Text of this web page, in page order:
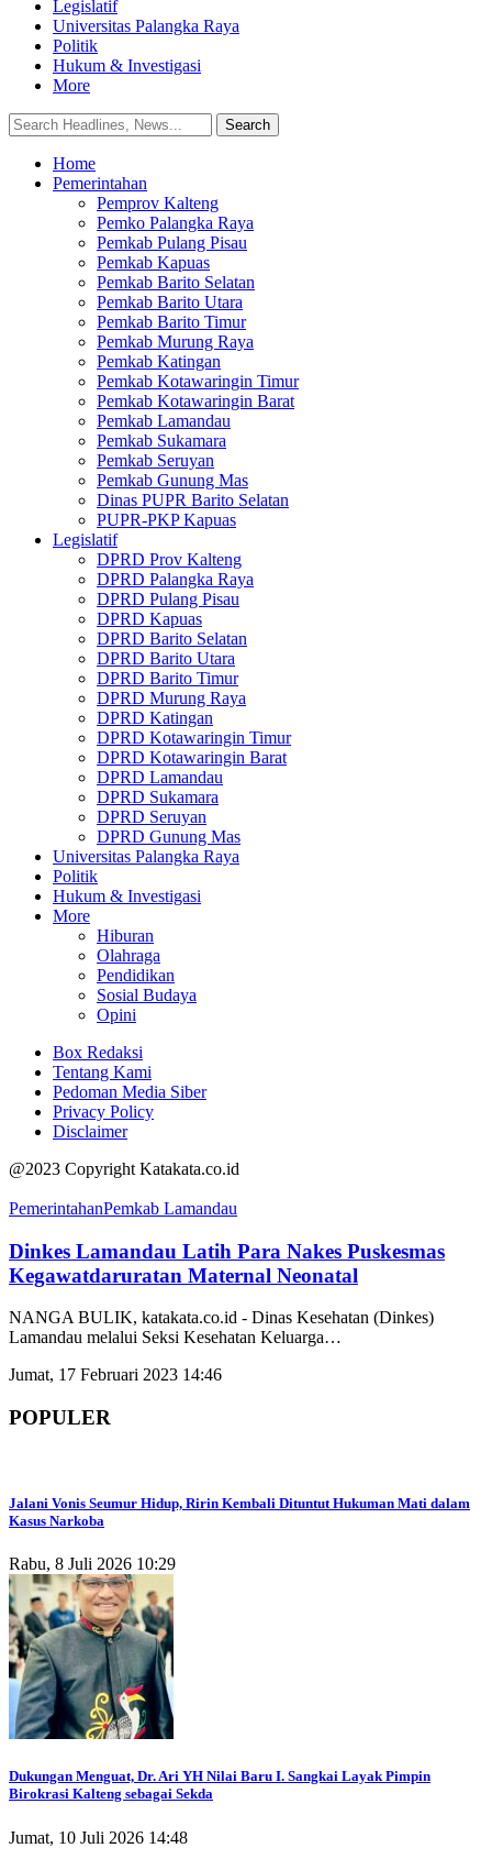
Legislatif
Universitas Palangka Raya
Politik
Hukum & Investigasi
More
Home
Pemerintahan
Pemprov Kalteng
Pemko Palangka Raya
Pemkab Pulang Pisau
Pemkab Kapuas
Pemkab Barito Selatan
Pemkab Barito Utara
Pemkab Barito Timur
Pemkab Murung Raya
Pemkab Katingan
Pemkab Kotawaringin Timur
Pemkab Kotawaringin Barat
Pemkab Lamandau
Pemkab Sukamara
Pemkab Seruyan
Pemkab Gunung Mas
Dinas PUPR Barito Selatan
PUPR-PKP Kapuas
Legislatif
DPRD Prov Kalteng
DPRD Palangka Raya
DPRD Pulang Pisau
DPRD Kapuas
DPRD Barito Selatan
DPRD Barito Utara
DPRD Barito Timur
DPRD Murung Raya
DPRD Katingan
DPRD Kotawaringin Timur
DPRD Kotawaringin Barat
DPRD Lamandau
DPRD Sukamara
DPRD Seruyan
DPRD Gunung Mas
Universitas Palangka Raya
Politik
Hukum & Investigasi
More
Hiburan
Olahraga
Pendidikan
Sosial Budaya
Opini
Box Redaksi
Tentang Kami
Pedoman Media Siber
Privacy Policy
Disclaimer
@2023 Copyright Katakata.co.id
PemerintahanPemkab Lamandau
Dinkes Lamandau Latih Para Nakes Puskesmas
Kegawatdaruratan Maternal Neonatal
NANGA BULIK, katakata.co.id - Dinas Kesehatan (Dinkes)
Lamandau melalui Seksi Kesehatan Keluarga…
Jumat, 17 Februari 2023 14:46
POPULER
Jalani Vonis Seumur Hidup, Ririn Kembali Dituntut Hukuman Mati dalam
Kasus Narkoba
Rabu, 8 Juli 2026 10:29
Dukungan Menguat, Dr. Ari YH Nilai Baru I. Sangkai Layak Pimpin
Birokrasi Kalteng sebagai Sekda
Jumat, 10 Juli 2026 14:48